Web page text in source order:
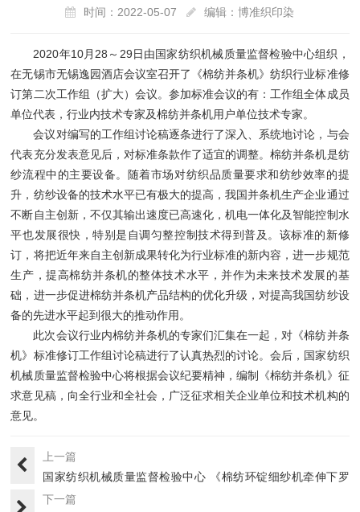
时间：2022-05-07 编辑：博准织印染
2020年10月28～29日由国家纺织机械质量监督检验中心组织，
在无锡市无锡逸园酒店会议室召开了《棉纺并条机》纺织行业标准修
订第二次工作组（扩大）会议。参加标准会议的有：工作组全体成员
单位代表，行业内技术专家及棉纺并条机用户单位技术专家。
会议对编写的工作组讨论稿逐条进行了深入、系统地讨论，与会
代表充分发表意见后，对标准条款作了适宜的调整。棉纺并条机是纺
纱流程中的主要设备。随着市场对纺织品质量要求和纺纱效率的提
升，纺纱设备的技术水平已有极大的提高，我国并条机生产企业通过
不断自主创新，不仅其输出速度已高速化，机电一体化及智能控制水
平也发展很快，特别是自调匀整控制技术得到普及。该标准的新修
订，将把近年来自主创新成果转化为行业标准的新内容，进一步规范
生产，提高棉纺并条机的整体技术水平，并作为未来技术发展的基
础，进一步促进棉纺并条机产品结构的优化升级，对提高我国纺纱设
备的先进水平起到很大的推动作用。
此次会议行业内棉纺并条机的专家们汇集在一起，对《棉纺并条
机》标准修订工作组讨论稿进行了认真热烈的讨论。会后，国家纺织
机械质量监督检验中心将根据会议纪要精神，编制《棉纺并条机》征
求意见稿，向全行业和全社会，广泛征求相关企业单位和技术机构的
意见。
上一篇
国家纺织机械质量监督检验中心 《棉纺环锭细纱机牵伸下罗
拉》行···
下一篇